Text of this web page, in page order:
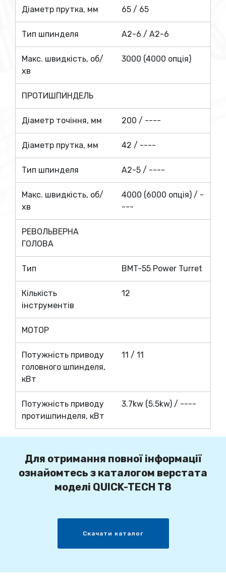
Діаметр прутка, мм 65 / 65
Тип шпинделя A2-6 / A2-6
Макс. швидкість, об/
хв
3000 (4000 опція)
ПРОТИШПИНДЕЛЬ
Діаметр точіння, мм 200 / ----
Діаметр прутка, мм 42 / ----
Тип шпинделя A2-5 / ----
Макс. швидкість, об/
хв
4000 (6000 опція) / -
---
РЕВОЛЬВЕРНА
ГОЛОВА
Тип BMT-55 Power Turret
Кількість
інструментів
12
МОТОР
Потужність приводу
головного шпинделя,
кВт
11 / 11
Потужність приводу
протишпинделя, кВт
3.7kw (5.5kw) / ----
Для отримання повної інформації
ознайомтесь з каталогом верстата
моделі QUICK-TECH T8
Скачати каталог